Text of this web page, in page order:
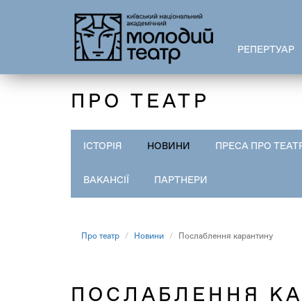
РЕПЕРТУАР
ПРО ТЕАТР
ІСТОРІЯ НОВИНИ ПРЕСА ПРО
ВАКАНСІЇ ПАРТНЕРИ
Про театр Новини Послаблення карантину
ПОСЛАБЛЕННЯ